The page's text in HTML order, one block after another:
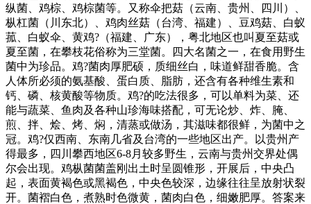
纵菌、鸡棕、鸡棕菌等。又称伞把菇（云南、贵州、四川）、
枞杠菌（川东北）、鸡肉丝菇（台湾、福建）、豆鸡菇、白蚁
菰、白蚁伞、黄鸡?（福建、广东），粤北地区也叫夏至菇或
夏至菌，在攀枝花俗称为三堂菌。四大名菌之一，在食用野生
菌中为珍品。鸡?菌肉厚肥硕，质细丝白，味道鲜甜香脆。含
人体所必须的氨基酸、蛋白质、脂肪，还含有各种维生素和
钙、磷、核黄酸等物质。鸡?的吃法很多，可以单料为菜、还
能与蔬菜、鱼肉及各种山珍海味搭配，可无论炒、炸、腌、
煎、拌、烩、烤、焖，清蒸或做汤，其滋味都很鲜，为菌中之
冠。鸡?仅西南、东南几省及台湾的一些地区出产。以贵州产
得最多，四川攀西地区6-8月较多野生，云南与贵州交界处偶
尔会出现。鸡枞菌菌盖刚出土时呈圆锥形，开展后，中央凸
起，表面黄褐色或黑褐色，中央色较深，边缘往往呈放射状裂
开。菌褶白色，煮熟时色微黄，菌肉白色，细嫩肥厚。答案来